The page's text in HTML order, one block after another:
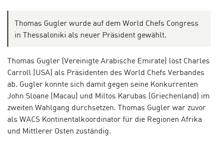
Thomas Gugler wurde auf dem World Chefs Congress
in Thessaloniki als neuer Präsident gewählt.
Thomas Gugler (Vereinigte Arabische Emirate) löst Charles
Carroll (USA) als Präsidenten des World Chefs Verbandes
ab. Gugler konnte sich damit gegen seine Konkurrenten
John Sloane (Macau) und Miltos Karubas (Griechenland) im
zweiten Wahlgang durchsetzen. Thomas Gugler war zuvor
als WACS Kontinentalkoordinator für die Regionen Afrika
und Mittlerer Osten zuständig.